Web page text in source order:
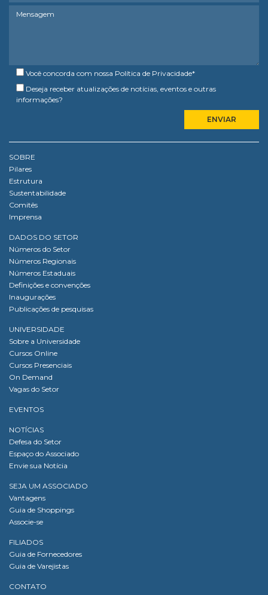
Você concorda com nossa Política de Privacidade*
Deseja receber atualizações de notícias, eventos e outras
informações?
SOBRE
Pilares
Estrutura
Sustentabilidade
Comitês
Imprensa
DADOS DO SETOR
Números do Setor
Números Regionais
Números Estaduais
Definições e convenções
Inaugurações
Publicações de pesquisas
UNIVERSIDADE
Sobre a Universidade
Cursos Online
Cursos Presenciais
On Demand
Vagas do Setor
EVENTOS
NOTÍCIAS
Defesa do Setor
Espaço do Associado
Envie sua Notícia
SEJA UM ASSOCIADO
Vantagens
Guia de Shoppings
Associe-se
FILIADOS
Guia de Fornecedores
Guia de Varejistas
CONTATO